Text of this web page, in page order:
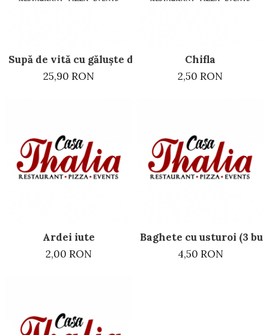
Supă de vită cu găluște din gris
25,90 RON
Chifla
2,50 RON
Ardei iute
2,00 RON
Baghete cu usturoi (3
4,50 RON